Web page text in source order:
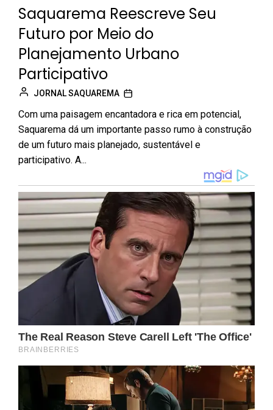
Saquarema Reescreve Seu
Futuro por Meio do
Planejamento Urbano
Participativo
JORNAL SAQUAREMA
Com uma paisagem encantadora e rica em potencial,
Saquarema dá um importante passo rumo à construção
de um futuro mais planejado, sustentável e
participativo. A...